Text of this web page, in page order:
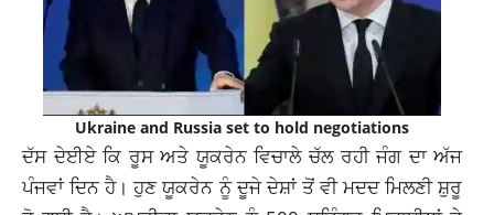
Ukraine and Russia set to hold negotiations
ਦੱਸ ਦੇਈਏ ਕਿ ਰੂਸ ਅਤੇ ਯੂਕਰੇਨ ਵਿਚਾਲੇ ਚੱਲ ਰਹੀ ਜੰਗ ਦਾ ਅੱਜ
ਪੰਜਵਾਂ ਦਿਨ ਹੈ। ਹੁਣ ਯੂਕਰੇਨ ਨੂੰ ਦੂਜੇ ਦੇਸ਼ਾਂ ਤੋਂ ਵੀ ਮਦਦ ਮਿਲਣੀ ਸ਼ੁਰੂ